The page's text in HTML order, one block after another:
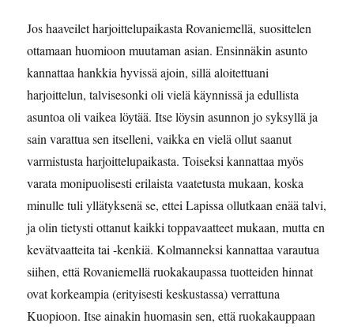
Jos haaveilet harjoittelupaikasta Rovaniemellä, suosittelen
ottamaan huomioon muutaman asian. Ensinnäkin asunto
kannattaa hankkia hyvissä ajoin, sillä aloitettuani
harjoittelun, talvisesonki oli vielä käynnissä ja edullista
asuntoa oli vaikea löytää. Itse löysin asunnon jo syksyllä ja
sain varattua sen itselleni, vaikka en vielä ollut saanut
varmistusta harjoittelupaikasta. Toiseksi kannattaa myös
varata monipuolisesti erilaista vaatetusta mukaan, koska
minulle tuli yllätyksenä se, ettei Lapissa ollutkaan enää talvi,
ja olin tietysti ottanut kaikki toppavaatteet mukaan, mutta en
kevätvaatteita tai -kenkiä. Kolmanneksi kannattaa varautua
siihen, että Rovaniemellä ruokakaupassa tuotteiden hinnat
ovat korkeampia (erityisesti keskustassa) verrattuna
Kuopioon. Itse ainakin huomasin sen, että ruokakauppaan